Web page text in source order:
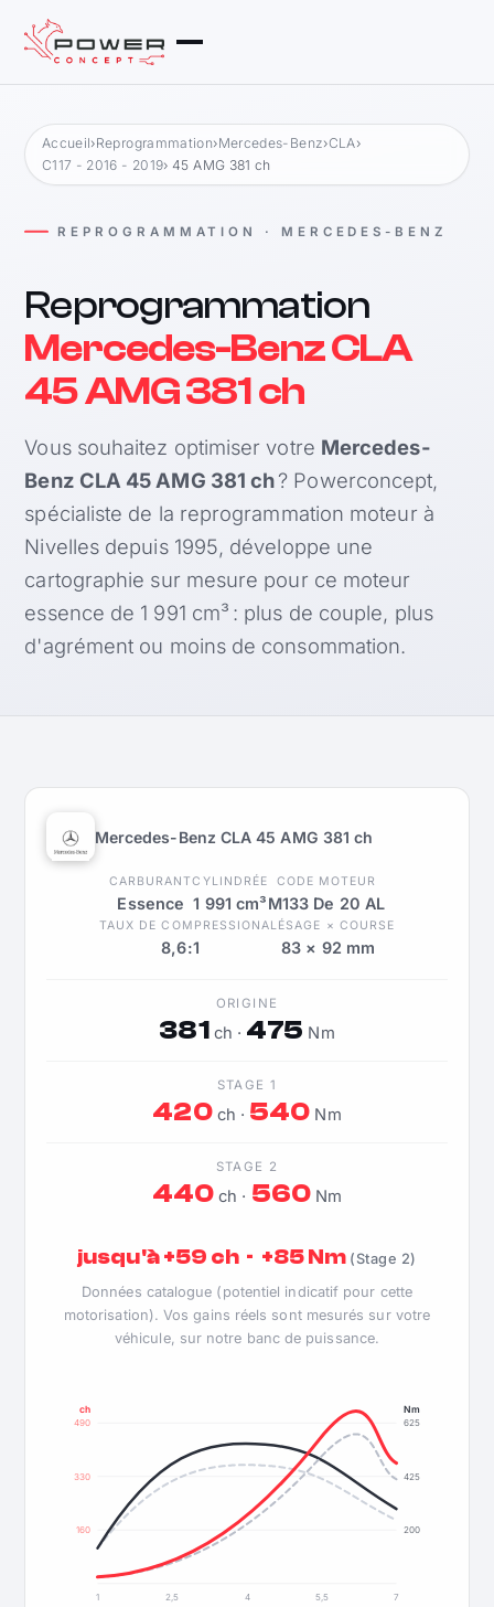
Accueil›Reprogrammation›Mercedes-Benz›CLA›
C117 - 2016 - 2019› 45 AMG 381 ch
REPROGRAMMATION · MERCEDES-BENZ
Reprogrammation
Mercedes-Benz CLA
45 AMG 381 ch
Vous souhaitez optimiser votre Mercedes-
Benz CLA 45 AMG 381 ch? Powerconcept,
spécialiste de la reprogrammation moteur à
Nivelles depuis 1995, développe une
cartographie sur mesure pour ce moteur
essence de 1 991 cm³ : plus de couple, plus
d'agrément ou moins de consommation.
Mercedes-Benz CLA 45 AMG 381 ch
CARBURANT
Essence
CYLINDRÉE
1 991 cm³
CODE MOTEUR
M133 De 20 AL
TAUX DE COMPRESSION
8,6:1
ALÉSAGE × COURSE
83 × 92 mm
ORIGINE
381 ch · 475 Nm
STAGE 1
420ch · 540 Nm
STAGE 2
440 ch · 560Nm
jusqu'à +59 ch · +85 Nm (Stage 2)
Données catalogue (potentiel indicatif pour cette
motorisation). Vos gains réels sont mesurés sur votre
véhicule, sur notre banc de puissance.
160
330
490
200
425
625
ch Nm
1 2,5 4 5,5
7